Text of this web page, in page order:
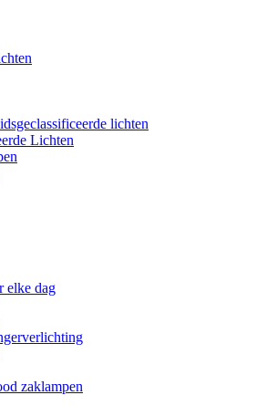
lichten
Lichten
elke dag
zaklampen